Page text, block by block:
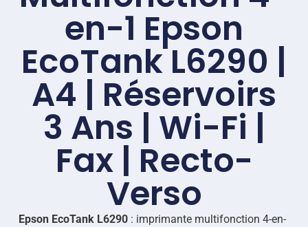
en-1 Epson
EcoTank L6290 |
A4 | Réservoirs
3 Ans | Wi-Fi |
Fax | Recto-
Verso
Epson EcoTank L6290: imprimante multifonction 4-en-